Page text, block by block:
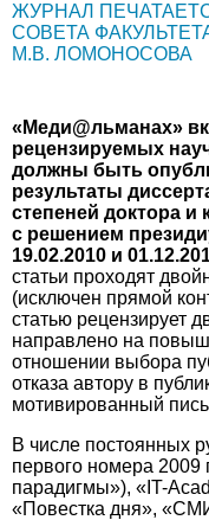
ЖУРНАЛ
СОВЕТА
М.В. ЛОМОНОСОВА
«Меди@льманах»
рецензируемых
должны быть
результаты
степеней доктора и
с решением
19.02.2010 и
статьи проходят
(исключен прямой
статью рецензирует
направлено на
отношении выбора
отказа автору в
мотивированный
В числе постоянных
первого номера 2009
парадигмы»), «IT-
«Повестка дня»,